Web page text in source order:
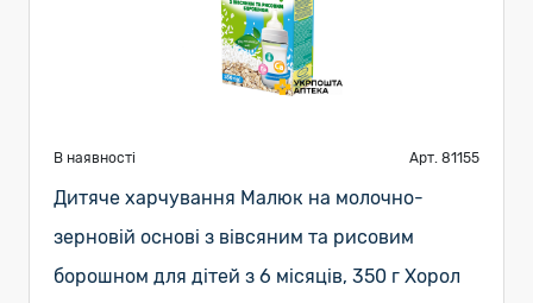
В наявності Арт. 81155
Дитяче харчування Малюк на молочно-
зерновій основі з вівсяним та рисовим
борошном для дітей з 6 місяців, 350 г Хорол